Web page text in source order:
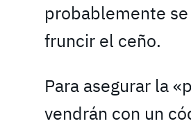
probablemente
fruncir el ceño.
Para asegurar la
vendrán con un